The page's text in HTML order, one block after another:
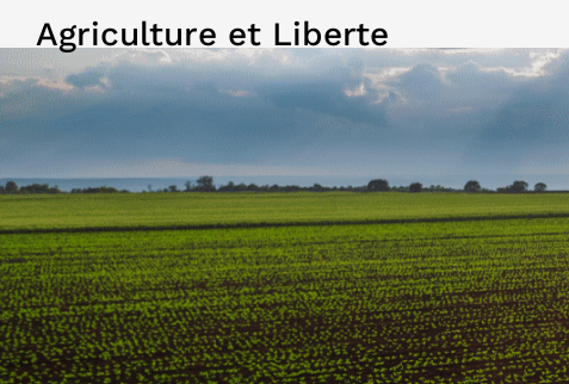
Agriculture et Liberte